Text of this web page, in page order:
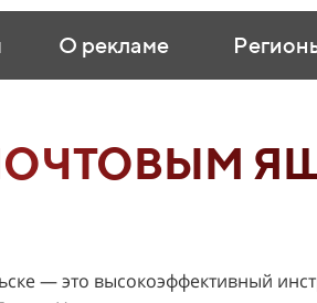
О рекламе
— это высокоэффективный